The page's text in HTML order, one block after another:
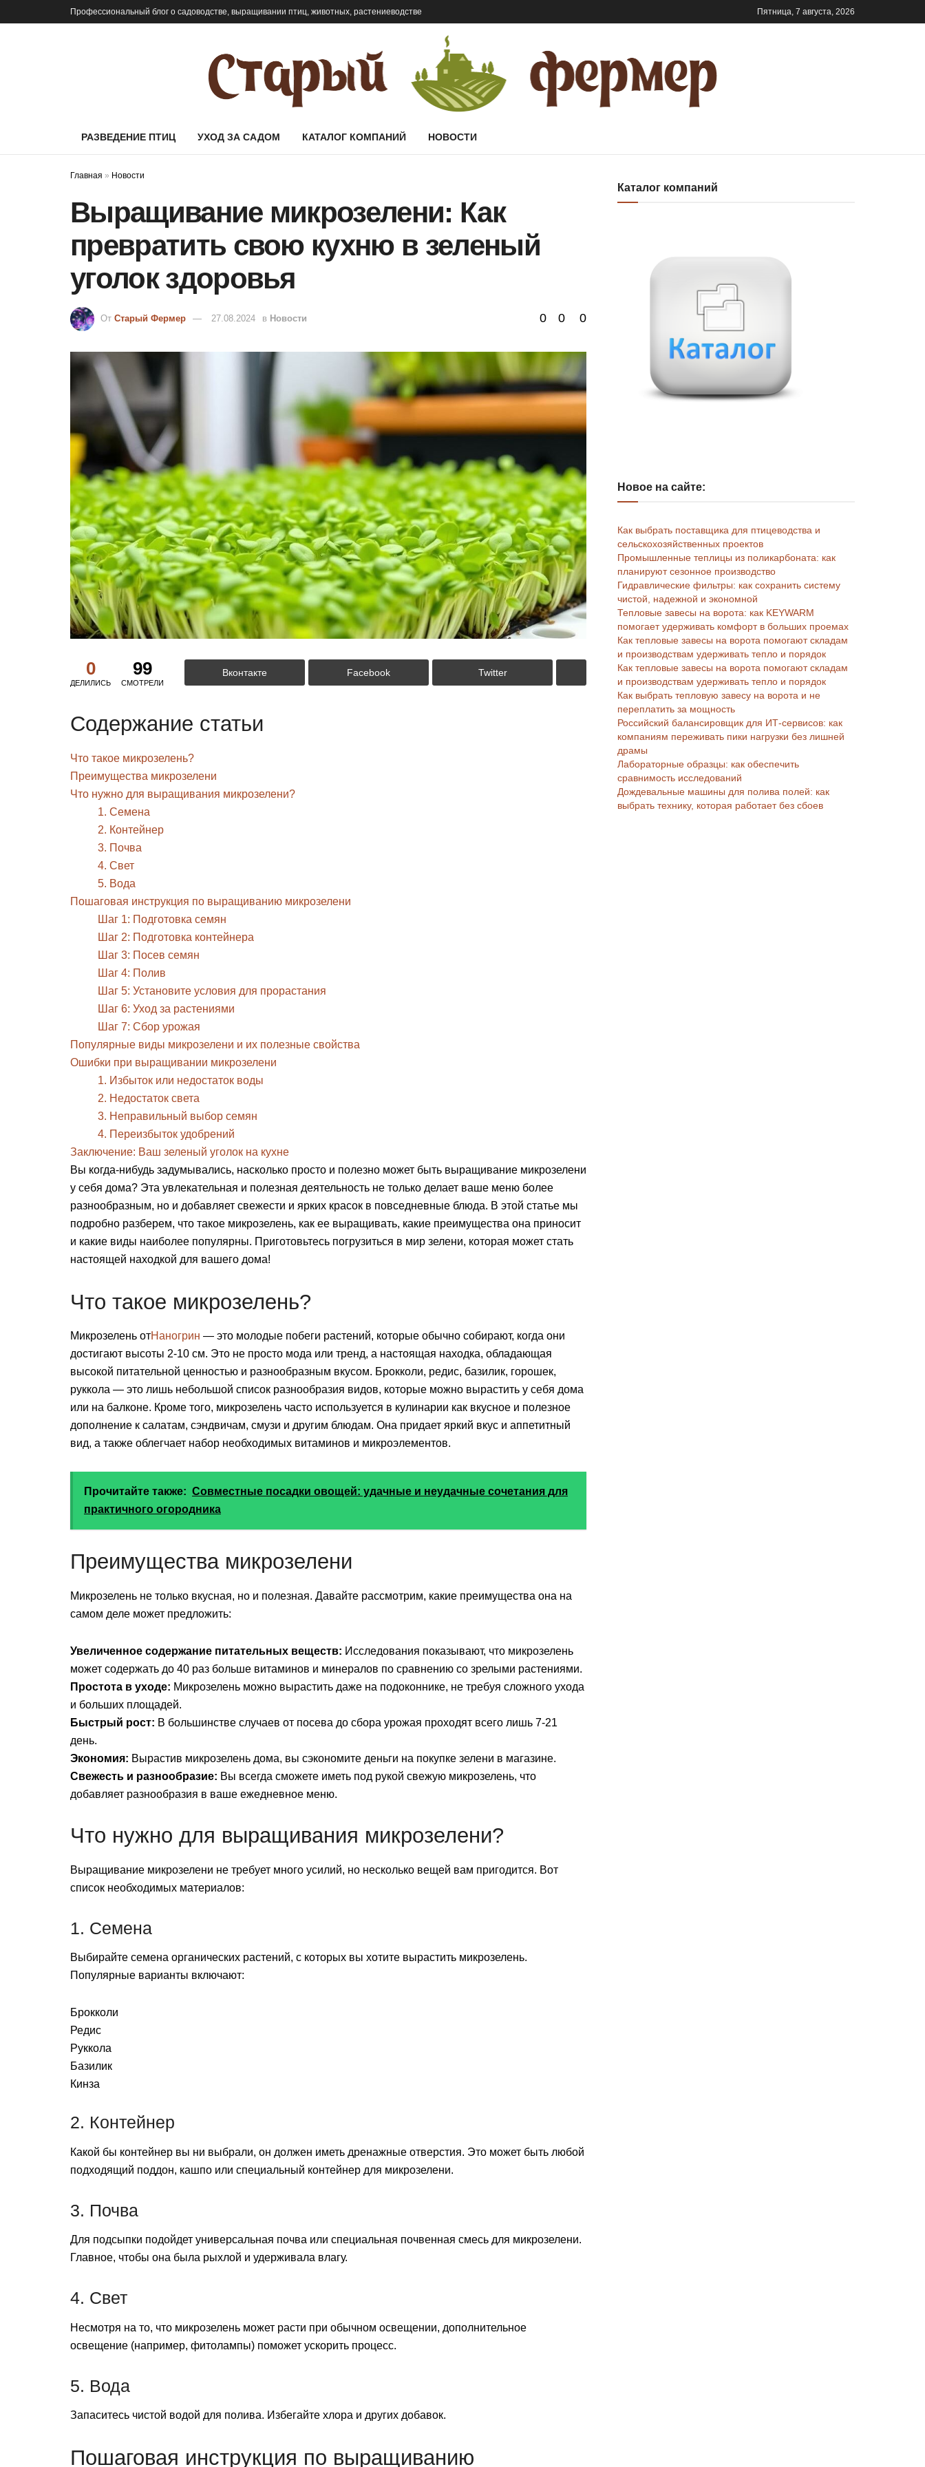
Профессиональный блог о садоводстве, выращивании птиц, животных, растениеводстве Пятница, 7 августа, 2026
РАЗВЕДЕНИЕ ПТИЦ УХОД ЗА САДОМ КАТАЛОГ КОМПАНИЙ НОВОСТИ
Главная » Новости
Выращивание микрозелени: Как
превратить свою кухню в зеленый
уголок здоровья
От Старый Фермер 27.08.2024 в Новости 0 0 0
0
ДЕЛИЛИСЬ
99
СМОТРЕЛИ
Вконтакте Facebook Twitter
Содержание статьи
Что такое микрозелень?
Преимущества микрозелени
Что нужно для выращивания микрозелени?
1. Семена
2. Контейнер
3. Почва
4. Свет
5. Вода
Пошаговая инструкция по выращиванию микрозелени
Шаг 1: Подготовка семян
Шаг 2: Подготовка контейнера
Шаг 3: Посев семян
Шаг 4: Полив
Шаг 5: Установите условия для прорастания
Шаг 6: Уход за растениями
Шаг 7: Сбор урожая
Популярные виды микрозелени и их полезные свойства
Ошибки при выращивании микрозелени
1. Избыток или недостаток воды
2. Недостаток света
3. Неправильный выбор семян
4. Переизбыток удобрений
Заключение: Ваш зеленый уголок на кухне
Вы когда-нибудь задумывались, насколько просто и полезно может быть выращивание микрозелени
у себя дома? Эта увлекательная и полезная деятельность не только делает ваше меню более
разнообразным, но и добавляет свежести и ярких красок в повседневные блюда. В этой статье мы
подробно разберем, что такое микрозелень, как ее выращивать, какие преимущества она приносит
и какие виды наиболее популярны. Приготовьтесь погрузиться в мир зелени, которая может стать
настоящей находкой для вашего дома!
Что такое микрозелень?
Микрозелень отНаногрин — это молодые побеги растений, которые обычно собирают, когда они
достигают высоты 2-10 см. Это не просто мода или тренд, а настоящая находка, обладающая
высокой питательной ценностью и разнообразным вкусом. Брокколи, редис, базилик, горошек,
руккола — это лишь небольшой список разнообразия видов, которые можно вырастить у себя дома
или на балконе. Кроме того, микрозелень часто используется в кулинарии как вкусное и полезное
дополнение к салатам, сэндвичам, смузи и другим блюдам. Она придает яркий вкус и аппетитный
вид, а также облегчает набор необходимых витаминов и микроэлементов.
Прочитайте также: Совместные посадки овощей: удачные и неудачные сочетания для
практичного огородника
Преимущества микрозелени
Микрозелень не только вкусная, но и полезная. Давайте рассмотрим, какие преимущества она на
самом деле может предложить:
Увеличенное содержание питательных веществ: Исследования показывают, что микрозелень
может содержать до 40 раз больше витаминов и минералов по сравнению со зрелыми растениями.
Простота в уходе: Микрозелень можно вырастить даже на подоконнике, не требуя сложного ухода
и больших площадей.
Быстрый рост: В большинстве случаев от посева до сбора урожая проходят всего лишь 7-21
день.
Экономия: Вырастив микрозелень дома, вы сэкономите деньги на покупке зелени в магазине.
Свежесть и разнообразие: Вы всегда сможете иметь под рукой свежую микрозелень, что
добавляет разнообразия в ваше ежедневное меню.
Что нужно для выращивания микрозелени?
Выращивание микрозелени не требует много усилий, но несколько вещей вам пригодится. Вот
список необходимых материалов:
1. Семена
Выбирайте семена органических растений, с которых вы хотите вырастить микрозелень.
Популярные варианты включают:
Брокколи
Редис
Руккола
Базилик
Кинза
2. Контейнер
Какой бы контейнер вы ни выбрали, он должен иметь дренажные отверстия. Это может быть любой
подходящий поддон, кашпо или специальный контейнер для микрозелени.
3. Почва
Для подсыпки подойдет универсальная почва или специальная почвенная смесь для микрозелени.
Главное, чтобы она была рыхлой и удерживала влагу.
4. Свет
Несмотря на то, что микрозелень может расти при обычном освещении, дополнительное
освещение (например, фитолампы) поможет ускорить процесс.
5. Вода
Запаситесь чистой водой для полива. Избегайте хлора и других добавок.
Пошаговая инструкция по выращиванию
Каталог компаний
Новое на сайте:
Как выбрать поставщика для птицеводства и
сельскохозяйственных проектов
Промышленные теплицы из поликарбоната: как
планируют сезонное производство
Гидравлические фильтры: как сохранить систему
чистой, надежной и экономной
Тепловые завесы на ворота: как KEYWARM
помогает удерживать комфорт в больших проемах
Как тепловые завесы на ворота помогают складам
и производствам удерживать тепло и порядок
Как тепловые завесы на ворота помогают складам
и производствам удерживать тепло и порядок
Как выбрать тепловую завесу на ворота и не
переплатить за мощность
Российский балансировщик для ИТ-сервисов: как
компаниям переживать пики нагрузки без лишней
драмы
Лабораторные образцы: как обеспечить
сравнимость исследований
Дождевальные машины для полива полей: как
выбрать технику, которая работает без сбоев